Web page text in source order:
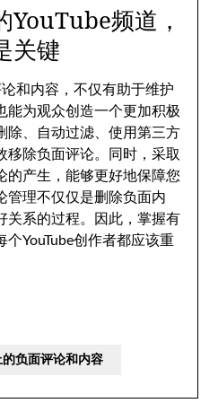
YouTube频道，
关键
和内容，不仅有助于维护
能为观众创造一个更加积极
除、自动过滤、使用第三方
移除负面评论。同时，采取
的产生，能够更好地保障您
管理不仅仅是删除负面内
关系的过程。因此，掌握有
YouTube创作者都应该重
的负面评论和内容